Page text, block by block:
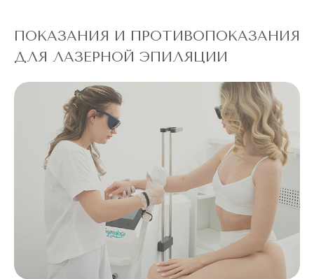
ПОКАЗАНИЯ И ПРОТИВОПОКАЗАНИЯ
ДЛЯ ЛАЗЕРНОЙ ЭПИЛЯЦИИ